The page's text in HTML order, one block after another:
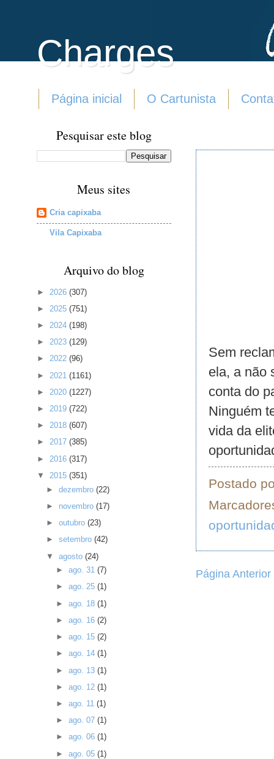
Charges
Página inicial O Cartunista
Sem
ela, a não
conta do
Ninguém
vida da
Postado
Página Anterior
Pesquisar este blog
Meus sites
Cria capixaba
Vila Capixaba
Arquivo do blog
► 2026 (307)
► 2025 (751)
► 2024 (198)
► 2023 (129)
► 2022 (96)
► 2021 (1161)
► 2020 (1227)
► 2019 (722)
► 2018 (607)
► 2017 (385)
► 2016 (317)
▼ 2015 (351)
►dezembro(22)
► novembro(17)
►outubro(23)
►setembro(42)
▼agosto(24)
► ago. 31 (7)
► ago. 25 (1)
► ago. 18 (1)
► ago. 16 (2)
► ago. 15 (2)
► ago. 14 (1)
► ago. 13 (1)
► ago. 12 (1)
► ago. 11 (1)
► ago. 07 (1)
► ago. 06 (1)
► ago. 05 (1)